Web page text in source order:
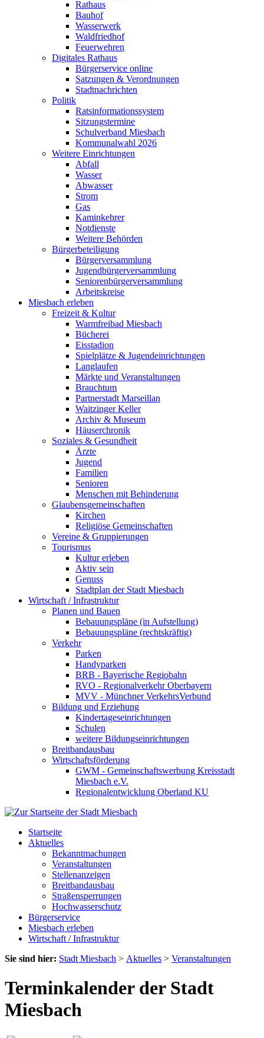
Rathaus
Bauhof
Wasserwerk
Waldfriedhof
Feuerwehren
Digitales Rathaus
Bürgerservice online
Satzungen & Verordnungen
Stadtnachrichten
Politik
Ratsinformationssystem
Sitzungstermine
Schulverband Miesbach
Kommunalwahl 2026
Weitere Einrichtungen
Abfall
Wasser
Abwasser
Strom
Gas
Kaminkehrer
Notdienste
Weitere Behörden
Bürgerbeteiligung
Bürgerversammlung
Jugendbürgerversammlung
Seniorenbürgerversammlung
Arbeitskreise
Miesbach erleben
Freizeit & Kultur
Warmfreibad Miesbach
Bücherei
Eisstadion
Spielplätze & Jugendeinrichtungen
Langlaufen
Märkte und Veranstaltungen
Brauchtum
Partnerstadt Marseillan
Waitzinger Keller
Archiv & Museum
Häuserchronik
Soziales & Gesundheit
Ärzte
Jugend
Familien
Senioren
Menschen mit Behinderung
Glaubensgemeinschaften
Kirchen
Religiöse Gemeinschaften
Vereine & Gruppierungen
Tourismus
Kultur erleben
Aktiv sein
Genuss
Stadtplan der Stadt Miesbach
Wirtschaft / Infrastruktur
Planen und Bauen
Bebauungspläne (in Aufstellung)
Bebauungspläne (rechtskräftig)
Verkehr
Parken
Handyparken
BRB - Bayerische Regiobahn
RVO - Regionalverkehr Oberbayern
MVV - Münchner VerkehrsVerbund
Bildung und Erziehung
Kindertageseinrichtungen
Schulen
weitere Bildungseinrichtungen
Breitbandausbau
Wirtschaftsförderung
GWM - Gemeinschaftswerbung Kreisstadt
Miesbach e.V.
Regionalentwicklung Oberland KU
Startseite
Aktuelles
Bekanntmachungen
Veranstaltungen
Stellenanzeigen
Breitbandausbau
Straßensperrungen
Hochwasserschutz
Bürgerservice
Miesbach erleben
Wirtschaft / Infrastruktur
Sie sind hier: Stadt Miesbach > Aktuelles > Veranstaltungen
Terminkalender der Stadt
Miesbach